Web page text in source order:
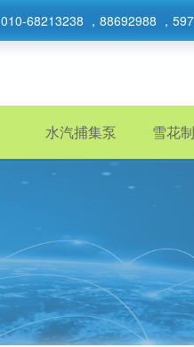
010-68213238 ，88692988 ，
水汽捕集泵 雪花